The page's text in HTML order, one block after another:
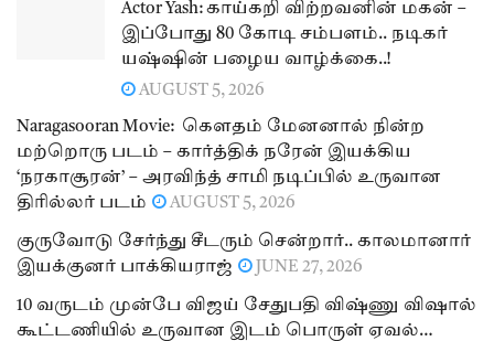
Actor Yash: காய்கறி விற்றவனின் மகன் –
இப்போது 80 கோடி சம்பளம்.. நடிகர்
யஷ்ஷின் பழைய வாழ்க்கை..!
AUGUST 5, 2026
Naragasooran Movie: கௌதம் மேனனால் நின்ற
மற்றொரு படம் – கார்த்திக் நரேன் இயக்கிய
‘நரகாசூரன்’ – அரவிந்த் சாமி நடிப்பில் உருவான
திரில்லர் படம்
AUGUST 5, 2026
குருவோடு சேர்ந்து சீடரும் சென்றார்.. காலமானார்
இயக்குனர் பாக்கியராஜ்
JUNE 27, 2026
10 வருடம் முன்பே விஜய் சேதுபதி விஷ்ணு விஷால்
கூட்டணியில் உருவான இடம் பொருள் ஏவல்…